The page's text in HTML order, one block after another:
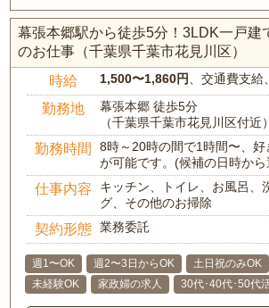
幕張本郷駅から徒歩5分！3LDK一戸建
のお仕事（千葉県千葉市花見川区）
時給 1,500〜1,860円 、交通費支
勤務地
幕張本郷 徒歩5分
（千葉県千葉市花見川区付近）
勤務時間
8時～20時の間で1時間〜、好
が可能です。(候補の日時から
仕事内容
キッチン、トイレ、お風呂、
グ、その他のお掃除
契約形態 業務委託
週1〜OK 週2〜3日からOK 土日祝のみOK
未経験OK
家政婦の求人 30代･40代･50代